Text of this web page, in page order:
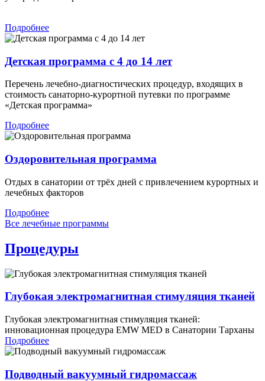
Подробнее
Детская программа с 4 до 14 лет
Перечень лечебно-диагностических процедур, входящих в
стоимость санаторно-курортной путевки по программе
«Детская программа»
Подробнее
Оздоровительная программа
Отдых в санатории от трёх дней с привлечением курортных и
лечебных факторов
Подробнее
Все лечебные программы
Процедуры
Глубокая электромагнитная стимуляция тканей
Глубокая электромагнитная стимуляция тканей:
инновационная процедура EMW MED в Санатории Тарханы
Подробнее
Подводный вакуумный гидромассаж